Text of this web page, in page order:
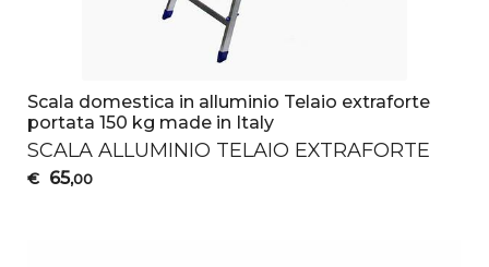
Scala domestica in alluminio Telaio extraforte
portata 150 kg made in Italy
SCALA ALLUMINIO TELAIO EXTRAFORTE
€ 65,00